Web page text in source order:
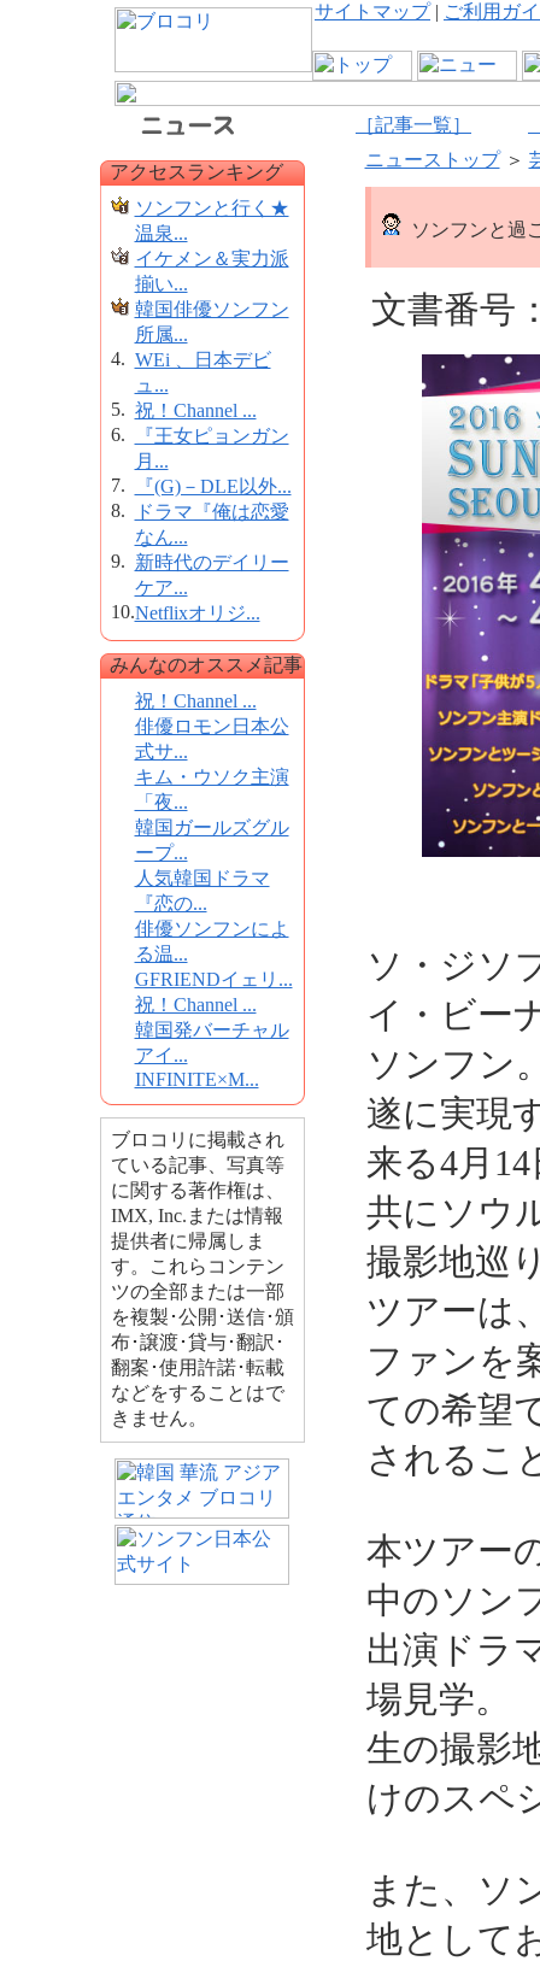
サイトマップ| ご利用ガ
［記事一覧］
アクセスランキング
ソンフンと行く★
温泉...
イケメン＆実力派
揃い...
韓国俳優ソンフン
所属...
4. WEi 、日本デビ
ュ...
5. 祝！Channel ...
6.
『王女ピョンガン
月...
7.
『(G)－DLE以外...
8.
ドラマ『俺は恋愛
なん...
9. 新時代のデイリー
ケア...
10.Netflixオリジ...
みんなのオススメ記事
祝！Channel ...
俳優ロモン日本公
式サ...
キム・ウソク主演
「夜...
韓国ガールズグル
ープ...
人気韓国ドラマ
『恋の...
俳優ソンフンによ
る温...
GFRIENDイェリ...
祝！Channel ...
韓国発バーチャル
アイ...
INFINITE×M...
ブロコリに掲載され
ている記事、写真等
に関する著作権は、
IMX, Inc.または情報
提供者に帰属しま
す。これらコンテン
ツの全部または一部
を複製･公開･送信･頒
布･譲渡･貸与･翻訳･
翻案･使用許諾･転載
などをすることはで
きません。
ニューストップ＞
ソンフンと過
文書番号
ソ・ジソ
イ・ビー
ソンフン
遂に実現
来る4月
共にソウ
撮影地巡
ツアーは
ファンを
ての希望
されるこ
本ツアー
中のソン
出演ドラ
場見学。
生の撮影
けのスペ
また、ソ
地として